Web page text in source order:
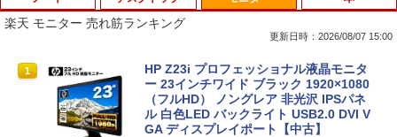
1
【タッチパネル機能付き】中古 ノートパ
ソコン 2in1 Panasonic Let's note CF-X
Z6 レッツノート 中古パソコン Windows
10 Windows11 Office2019 中古ノートp
c 第7世代Core i5 WiFi メモリ8GB M.2 s
1
【高速SSD】送料無料【富士通 ESPRIM
O Q556/M 第6世代 Core i3-6100T 3.20
GHz/メモリ:16GB /SSD 256GB & Wind
ows 10 デスクトップ 中古良い WPS Offi
ce付き コンパクト PC 極小型デスクトッ
楽天 モニター 売れ筋ランキング
更新日時：2026/08/07 15:00
1
HP Z23i プロフェッショナル液晶モニタ
ー 23インチワイド ブラック 1920×1080
（フルHD） ノングレア 非光沢 IPSパネ
ル 白色LED バックライト USB2.0 DVI V
GA ディスプレイポート【中古】